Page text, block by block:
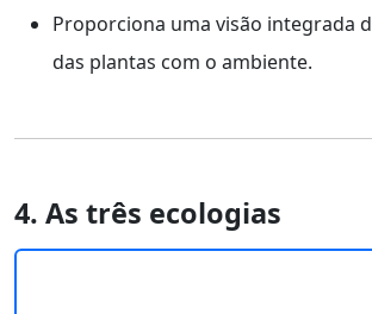
Proporciona uma visão integrada
das plantas com o ambiente.
4. As três ecologias